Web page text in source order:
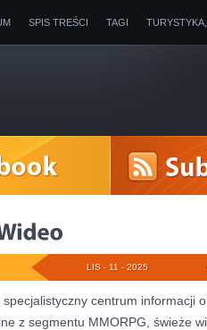
SPIS TREŚCI TAGI
LIS - 11 - 2025
centrum informacji
z segmentu MMORPG, świeże